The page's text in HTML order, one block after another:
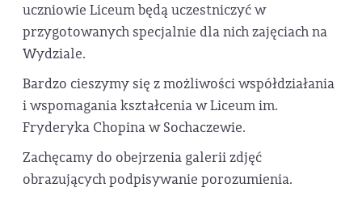
uczniowie Liceum będą uczestniczyć w
przygotowanych specjalnie dla nich zajęciach na
Wydziale.
Bardzo cieszymy się z możliwości współdziałania
i wspomagania kształcenia w Liceum im.
Fryderyka Chopina w Sochaczewie.
Zachęcamy do obejrzenia galerii zdjęć
obrazujących podpisywanie porozumienia.